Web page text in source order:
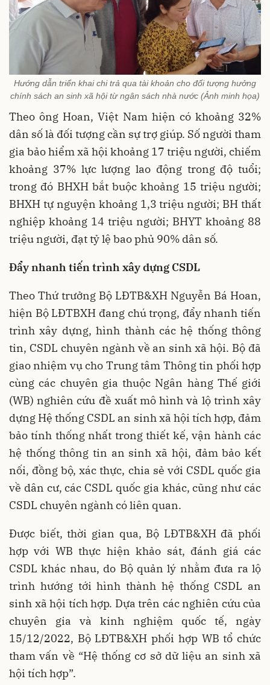
Hướng dẫn triển khai chi trả qua tài khoản cho đối tượng hưởng
chính sách an sinh xã hội từ ngân sách nhà nước (Ảnh minh họa)
Theo ông Hoan, Việt Nam hiện có khoảng 32%
dân số là đối tượng cần sự trợ giúp. Số người tham
gia bảo hiểm xã hội khoảng 17 triệu người, chiếm
khoảng 37% lực lượng lao động trong độ tuổi;
trong đó BHXH bắt buộc khoảng 15 triệu người;
BHXH tự nguyện khoảng 1,3 triệu người; BH thất
nghiệp khoảng 14 triệu người; BHYT khoảng 88
triệu người, đạt tỷ lệ bao phủ 90% dân số.
Đẩy nhanh tiến trình xây dựng CSDL
Theo Thứ trưởng Bộ LĐTB&XH Nguyễn Bá Hoan,
hiện Bộ LĐTBXH đang chú trọng, đẩy nhanh tiến
trình xây dựng, hình thành các hệ thống thông
tin, CSDL chuyên ngành về an sinh xã hội. Bộ đã
giao nhiệm vụ cho Trung tâm Thông tin phối hợp
cùng các chuyên gia thuộc Ngân hàng Thế giới
(WB) nghiên cứu đề xuất mô hình và lộ trình xây
dựng Hệ thống CSDL an sinh xã hội tích hợp, đảm
bảo tính thống nhất trong thiết kế, vận hành các
hệ thống thông tin an sinh xã hội, đảm bảo kết
nối, đồng bộ, xác thực, chia sẻ với CSDL quốc gia
về dân cư, các CSDL quốc gia khác, cũng như các
CSDL chuyên ngành có liên quan.
Được biết, thời gian qua, Bộ LĐTB&XH đã phối
hợp với WB thực hiện khảo sát, đánh giá các
CSDL khác nhau, do Bộ quản lý nhằm đưa ra lộ
trình hướng tới hình thành hệ thống CSDL an
sinh xã hội tích hợp. Dựa trên các nghiên cứu của
chuyên gia và kinh nghiệm quốc tế, ngày
15/12/2022, Bộ LĐTB&XH phối hợp WB tổ chức
tham vấn về “Hệ thống cơ sở dữ liệu an sinh xã
hội tích hợp”.